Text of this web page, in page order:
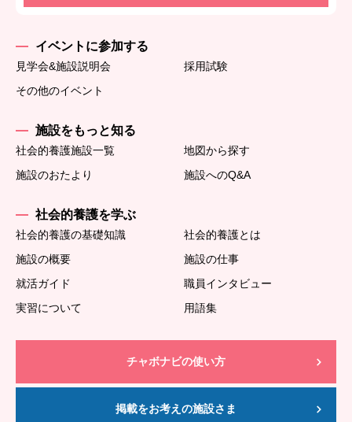
イベントに参加する
見学会&施設説明会
採用試験
その他のイベント
施設をもっと知る
社会的養護施設一覧
地図から探す
施設のおたより
施設へのQ&A
社会的養護を学ぶ
社会的養護の基礎知識
社会的養護とは
施設の概要
施設の仕事
就活ガイド
職員インタビュー
実習について
用語集
チャボナビの使い方
掲載をお考えの施設さま